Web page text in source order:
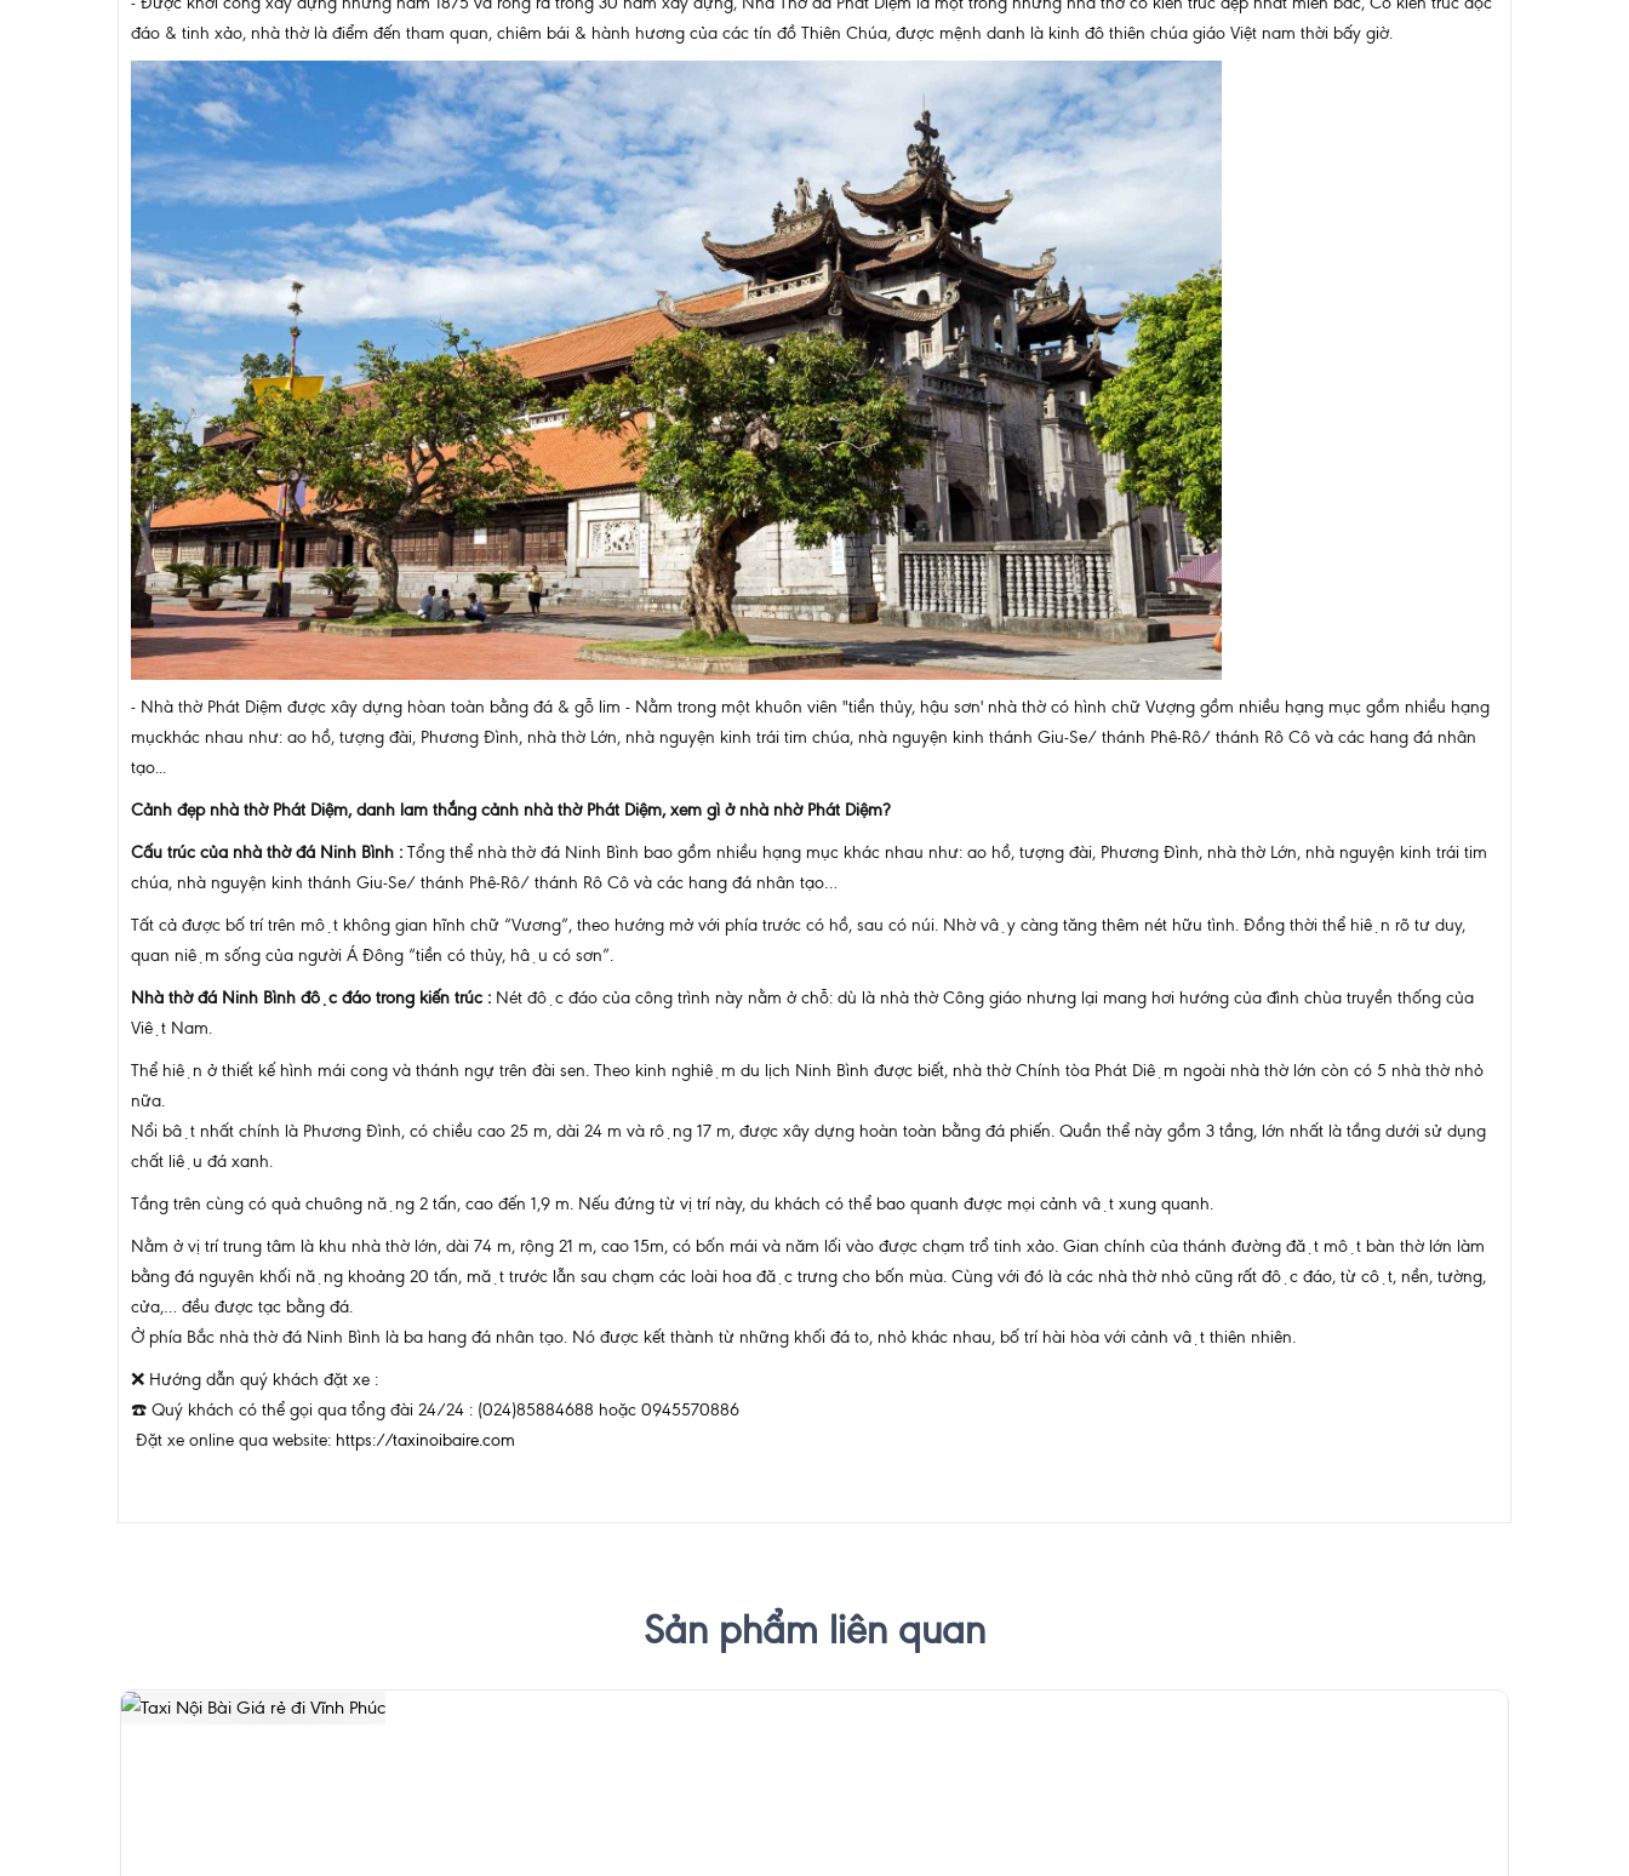
đáo & tinh xảo, nhà thờ là điểm đến tham quan, chiêm bái & hành hương của các tín đồ Thiên Chúa, được mệnh danh là kinh đô thiên chúa giáo Việt nam thời bấy giờ.
- Nhà thờ Phát Diệm được xây dựng hòan toàn bằng đá & gỗ lim - Nằm trong một khuôn viên "tiền thủy, hậu sơn' nhà thờ có hình chữ Vượng gồm nhiều hạng mục gồm nhiều hạng
mụckhác nhau như: ao hồ, tượng đài, Phương Đình, nhà thờ Lớn, nhà nguyện kinh trái tim chúa, nhà nguyện kinh thánh Giu-Se/ thánh Phê-Rô/ thánh Rô Cô và các hang đá nhân
tạo...
Cảnh đẹp nhà thờ Phát Diệm, danh lam thắng cảnh nhà thờ Phát Diệm, xem gì ở nhà nhờ Phát Diệm?
Cấu trúc của nhà thờ đá Ninh Bình : Tổng thể nhà thờ đá Ninh Bình bao gồm nhiều hạng mục khác nhau như: ao hồ, tượng đài, Phương Đình, nhà thờ Lớn, nhà nguyện kinh trái tim
chúa, nhà nguyện kinh thánh Giu-Se/ thánh Phê-Rô/ thánh Rô Cô và các hang đá nhân tạo…
Tất cả được bố trí trên một không gian hĩnh chữ “Vương”, theo hướng mở với phía trước có hồ, sau có núi. Nhờ vậy càng tăng thêm nét hữu tình. Đồng thời thể hiện rõ tư duy,
quan niệm sống của người Á Đông “tiền có thủy, hậu có sơn”.
Nhà thờ đá Ninh Bình độc đáo trong kiến trúc : Nét độc đáo của công trình này nằm ở chỗ: dù là nhà thờ Công giáo nhưng lại mang hơi hướng của đình chùa truyền thống của
Việt Nam.
Thể hiện ở thiết kế hình mái cong và thánh ngự trên đài sen. Theo kinh nghiệm du lịch Ninh Bình được biết, nhà thờ Chính tòa Phát Diệm ngoài nhà thờ lớn còn có 5 nhà thờ nhỏ
nữa.
Nổi bật nhất chính là Phương Đình, có chiều cao 25 m, dài 24 m và rộng 17 m, được xây dựng hoàn toàn bằng đá phiến. Quần thể này gồm 3 tầng, lớn nhất là tầng dưới sử dụng
chất liệu đá xanh.
Tầng trên cùng có quả chuông nặng 2 tấn, cao đến 1,9 m. Nếu đứng từ vị trí này, du khách có thể bao quanh được mọi cảnh vật xung quanh.
Nằm ở vị trí trung tâm là khu nhà thờ lớn, dài 74 m, rộng 21 m, cao 15m, có bốn mái và năm lối vào được chạm trổ tinh xảo. Gian chính của thánh đường đặt một bàn thờ lớn làm
bằng đá nguyên khối nặng khoảng 20 tấn, mặt trước lẫn sau chạm các loài hoa đặc trưng cho bốn mùa. Cùng với đó là các nhà thờ nhỏ cũng rất độc đáo, từ cột, nền, tường,
cửa,… đều được tạc bằng đá.
Ở phía Bắc nhà thờ đá Ninh Bình là ba hang đá nhân tạo. Nó được kết thành từ những khối đá to, nhỏ khác nhau, bố trí hài hòa với cảnh vật thiên nhiên.
❌ Hướng dẫn quý khách đặt xe :
☎️ Quý khách có thể gọi qua tổng đài 24/24 : (024)85884688 hoặc 0945570886
Đặt xe online qua website: https://taxinoibaire.com
Sản phẩm liên quan